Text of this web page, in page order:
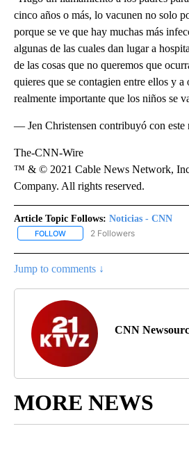
cinco años o más, lo vacunen no solo
porque se ve que hay muchas más
algunas de las cuales dan lugar a
de las cosas que no queremos que
quieres que se contagien entre ellos y a
realmente importante que los niños se
— Jen Christensen contribuyó con este
The-CNN-Wire
™ & © 2021 Cable News Network,
Company. All rights reserved.
Article Topic Follows: Noticias - CNN
FOLLOW FOLLOW "NOTICIAS - CNN" TO
2 Followers
Jump to comments ↓
CNN
MORE NEWS